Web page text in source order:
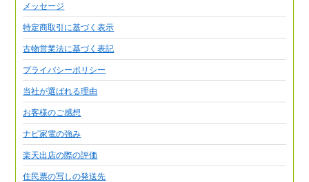
メッセージ
特定商取引に基づく表示
古物営業法に基づく表記
プライバシーポリシー
当社が選ばれる理由
お客様のご感想
ナビ家電の強み
楽天出店の際の評価
住民票の写しの発送先